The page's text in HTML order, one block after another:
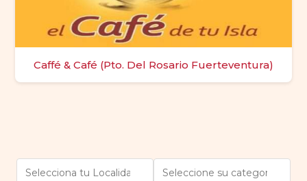
Caffé & Café (Pto. Del Rosario Fuerteventura)